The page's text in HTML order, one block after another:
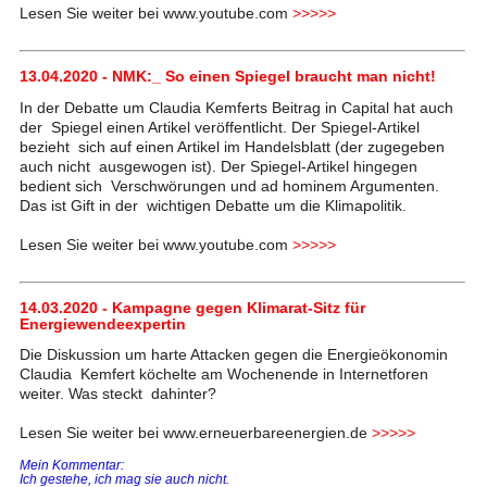
Lesen Sie weiter bei www.youtube.com >>>>>
13.04.2020 - NMK:_ So einen Spiegel braucht man nicht!
In der Debatte um Claudia Kemferts Beitrag in Capital hat auch
der Spiegel einen Artikel veröffentlicht. Der Spiegel-Artikel
bezieht sich auf einen Artikel im Handelsblatt (der zugegeben
auch nicht ausgewogen ist). Der Spiegel-Artikel hingegen
bedient sich Verschwörungen und ad hominem Argumenten.
Das ist Gift in der wichtigen Debatte um die Klimapolitik.
Lesen Sie weiter bei www.youtube.com >>>>>
14.03.2020 - Kampagne gegen Klimarat-Sitz für
Energiewendeexpertin
Die Diskussion um harte Attacken gegen die Energieökonomin
Claudia Kemfert köchelte am Wochenende in Internetforen
weiter. Was steckt dahinter?
Lesen Sie weiter bei www.erneuerbareenergien.de >>>>>
Mein Kommentar:
Ich gestehe, ich mag sie auch nicht.